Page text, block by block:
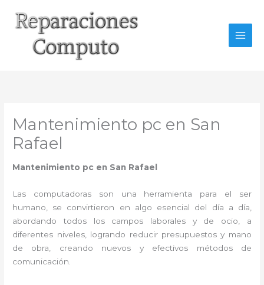
contenido
Mantenimiento pc en San
Rafael
Mantenimiento pc en San Rafael
Las computadoras son una herramienta para el ser
humano, se convirtieron en algo esencial del día a día,
abordando todos los campos laborales y de ocio, a
diferentes niveles, logrando reducir presupuestos y mano
de obra, creando nuevos y efectivos métodos de
comunicación.